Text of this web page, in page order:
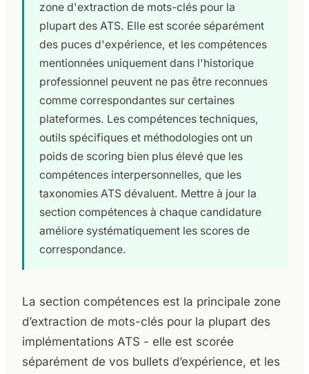
zone d'extraction de mots-clés pour la
plupart des ATS. Elle est scorée séparément
des puces d'expérience, et les compétences
mentionnées uniquement dans l'historique
professionnel peuvent ne pas être reconnues
comme correspondantes sur certaines
plateformes. Les compétences techniques,
outils spécifiques et méthodologies ont un
poids de scoring bien plus élevé que les
compétences interpersonnelles, que les
taxonomies ATS dévaluent. Mettre à jour la
section compétences à chaque candidature
améliore systématiquement les scores de
correspondance.
La section compétences est la principale zone
d’extraction de mots-clés pour la plupart des
implémentations ATS - elle est scorée
séparément de vos bullets d’expérience, et les